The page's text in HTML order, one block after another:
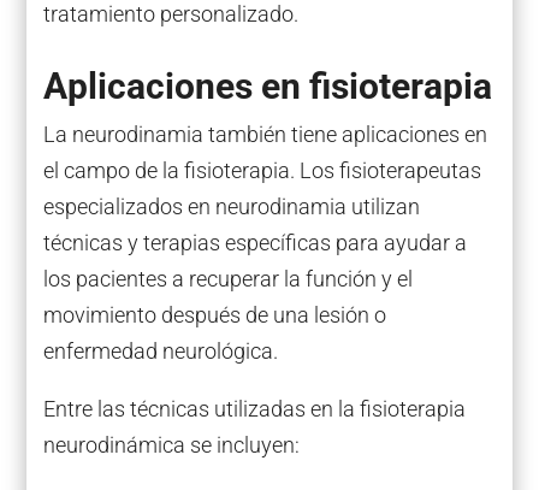
tratamiento personalizado.
Aplicaciones en fisioterapia
La neurodinamia también tiene aplicaciones en
el campo de la fisioterapia. Los fisioterapeutas
especializados en neurodinamia utilizan
técnicas y terapias específicas para ayudar a
los pacientes a recuperar la función y el
movimiento después de una lesión o
enfermedad neurológica.
Entre las técnicas utilizadas en la fisioterapia
neurodinámica se incluyen: